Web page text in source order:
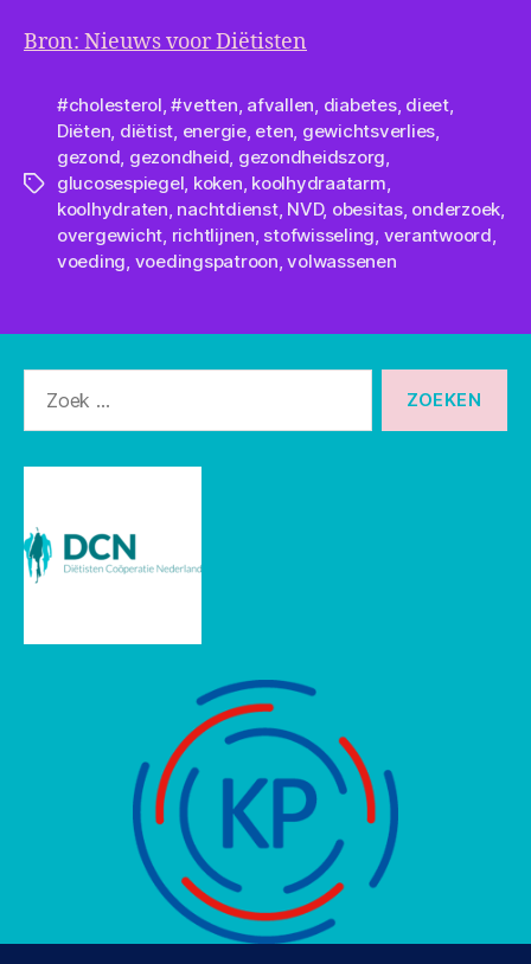
Bron: Nieuws voor Diëtisten
Tags
#cholesterol,#vetten, afvallen, diabetes, dieet,
Diëten, diëtist, energie, eten, gewichtsverlies,
gezond, gezondheid, gezondheidszorg,
glucosespiegel, koken, koolhydraatarm,
koolhydraten, nachtdienst, NVD, obesitas, onderzoek,
overgewicht, richtlijnen, stofwisseling, verantwoord,
voeding, voedingspatroon,volwassenen
naar: